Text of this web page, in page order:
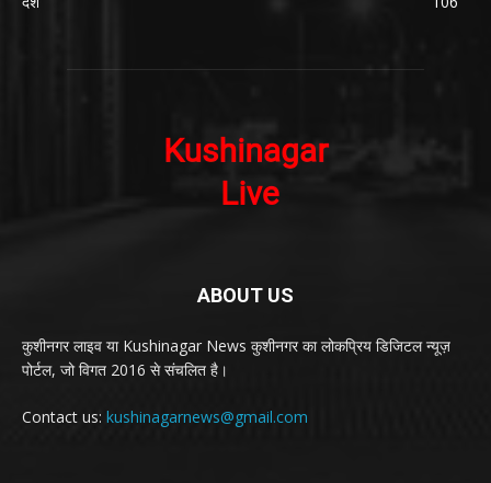
ABOUT US
कुशीनगर लाइव या Kushinagar News कुशीनगर का लोकप्रिय डिजिटल न्यूज़
पोर्टल, जो विगत 2016 से संचलित है।
Contact us: kushinagarnews@gmail.com